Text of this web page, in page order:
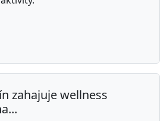
zahajuje wellness